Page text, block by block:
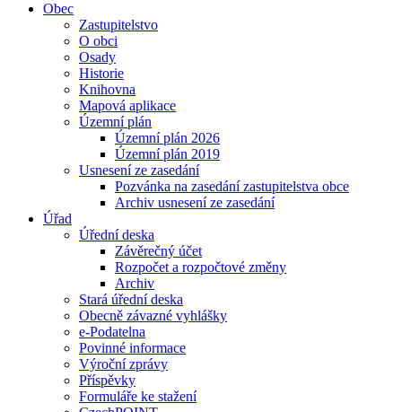
Obec
Zastupitelstvo
O obci
Osady
Historie
Knihovna
Mapová aplikace
Územní plán
Územní plán 2026
Územní plán 2019
Usnesení ze zasedání
Pozvánka na zasedání zastupitelstva obce
Archiv usnesení ze zasedání
Úřad
Úřední deska
Závěrečný účet
Rozpočet a rozpočtové změny
Archiv
Stará úřední deska
Obecně závazné vyhlášky
e-Podatelna
Povinné informace
Výroční zprávy
Příspěvky
Formuláře ke stažení